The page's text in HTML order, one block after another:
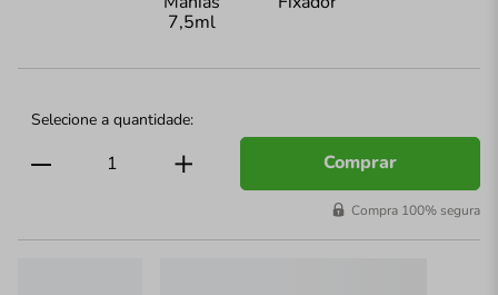
Comprar
Compra 100% segura